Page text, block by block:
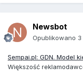
Newsbot
Opublikowano 3
Sempai.pl: GDN. Model
Większość